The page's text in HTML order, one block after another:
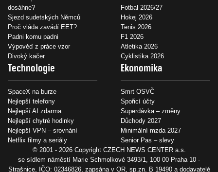
dosáhne?
Sjezd sudetských Němců
Proč vláda zavádí EET?
Padni komu padni
Výpověď z práce vzor
Divoký kačer
Fotbal 2026/27
Hokej 2026
Tenis 2026
F1 2026
Atletika 2026
Cyklistika 2026
Technologie
SpaceX na burze
Nejlepší telefony
Nejlepší AI zdarma
Nejlepší chytré hodinky
Nejlepší VPN – srovnání
Netflix filmy a seriály
Ekonomika
Smrt OSVČ
Spořicí účty
Superdávka – změny
Důchody 2027
Minimální mzda 2027
Senior Pas – slevy
© 2001 - 2026 Copyright CZECH NEWS CENTER a.s.
se sídlem náměstí Marie Schmolkové 3493/1, 100 00 Praha 10 -
Strašnice, IČO: 02346826, zapsána v OR, sp.zn. B 19490 a dodavatelé